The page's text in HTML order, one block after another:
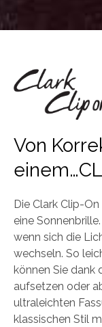
Von
Die Clark Clip-
eine
wenn sich die
wechseln. So
können Sie dank
aufsetzen oder
ultraleichten
klassischen Stil